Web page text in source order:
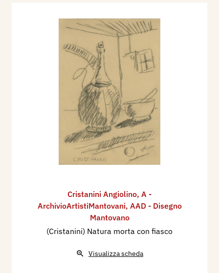
Cristanini Angiolino, A -
ArchivioArtistiMantovani, AAD - Disegno
Mantovano
(Cristanini) Natura morta con fiasco
Visualizza scheda